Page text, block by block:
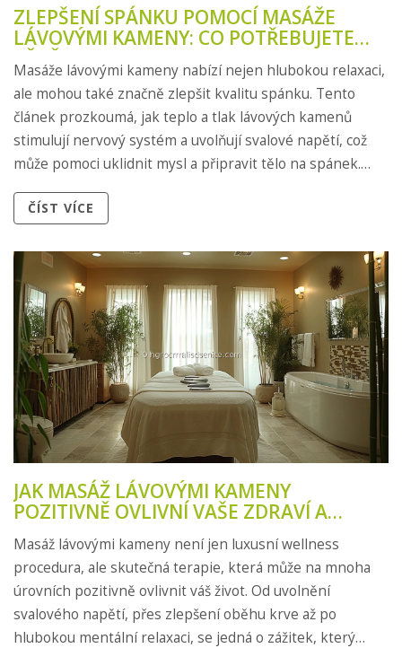
ZLEPŠENÍ SPÁNKU POMOCÍ MASÁŽE
LÁVOVÝMI KAMENY: CO POTŘEBUJETE
VĚDĚT
Masáže lávovými kameny nabízí nejen hlubokou relaxaci,
ale mohou také značně zlepšit kvalitu spánku. Tento
článek prozkoumá, jak teplo a tlak lávových kamenů
stimulují nervový systém a uvolňují svalové napětí, což
může pomoci uklidnit mysl a připravit tělo na spánek.
hlavní výhody, a zjistíte, jak může být masáž lávovými
ČÍST VÍCE
JAK MASÁŽ LÁVOVÝMI KAMENY
POZITIVNĚ OVLIVNÍ VAŠE ZDRAVÍ A
POHODU
Masáž lávovými kameny není jen luxusní wellness
procedura, ale skutečná terapie, která může na mnoha
úrovních pozitivně ovlivnit váš život. Od uvolnění
svalového napětí, přes zlepšení oběhu krve až po
hlubokou mentální relaxaci, se jedná o zážitek, který